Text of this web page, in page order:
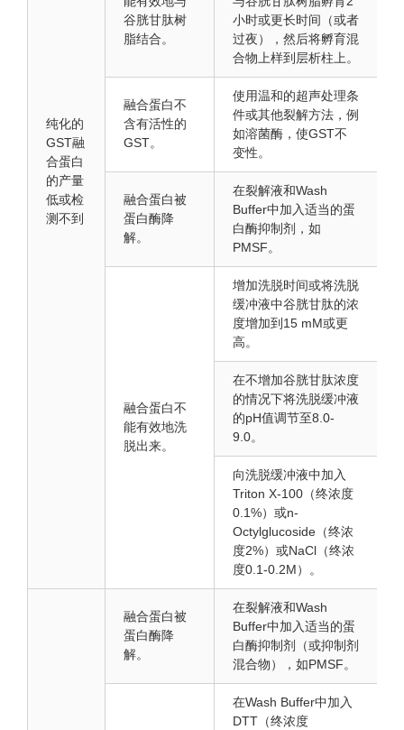
纯化的
GST融
合蛋白
的产量
低或检
测不到
谷胱甘肽树
脂结合。
小时或更长时间（或者
过夜），然后将孵育混
合物上样到层析柱上。
融合蛋白不
含有活性的
GST。
使用温和的超声处理条
件或其他裂解方法，例
如溶菌酶，使GST不
变性。
融合蛋白被
蛋白酶降
解。
在裂解液和Wash
Buffer中加入适当的蛋
白酶抑制剂，如
PMSF。
融合蛋白不
能有效地洗
脱出来。
增加洗脱时间或将洗脱
缓冲液中谷胱甘肽的浓
度增加到15 mM或更
高。
在不增加谷胱甘肽浓度
的情况下将洗脱缓冲液
的pH值调节至8.0-
9.0。
向洗脱缓冲液中加入
Triton X-100（终浓度
0.1%）或n-
Octylglucoside（终浓
度2%）或NaCl（终浓
度0.1-0.2M）。
融合蛋白被
蛋白酶降
解。
在裂解液和Wash
Buffer中加入适当的蛋
白酶抑制剂（或抑制剂
混合物），如PMSF。
在Wash Buffer中加入
DTT（终浓度